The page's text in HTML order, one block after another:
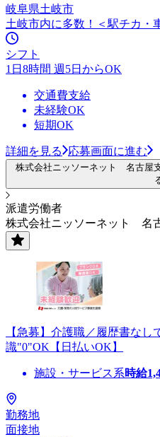
岐阜県土岐市
土岐市内に多数！＜駅チカ・
シフト
1日8時間 週5日からOK
交通費支給
未経験OK
短期OK
詳細を見る 応募画面に進む
株式会社ニッソーネット 名古屋
派遣労働者
株式会社ニッソーネット 名
【急募】介護職／履歴書な
識"0"OK【日払いOK】
施設・サービス系時給
勤務地
面接地